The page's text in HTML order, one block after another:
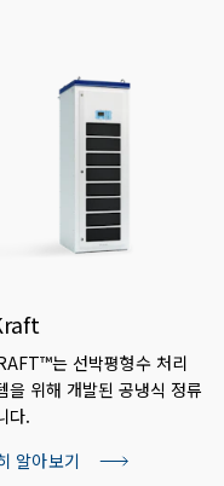
는 선박평형수 처리
을 위해 개발된 공냉식 정류
다.
알아보기